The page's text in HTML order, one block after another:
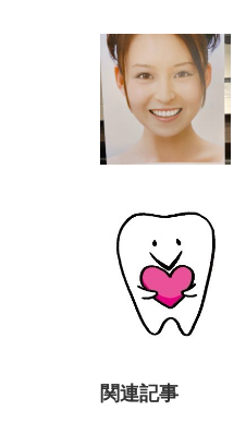
関連記事